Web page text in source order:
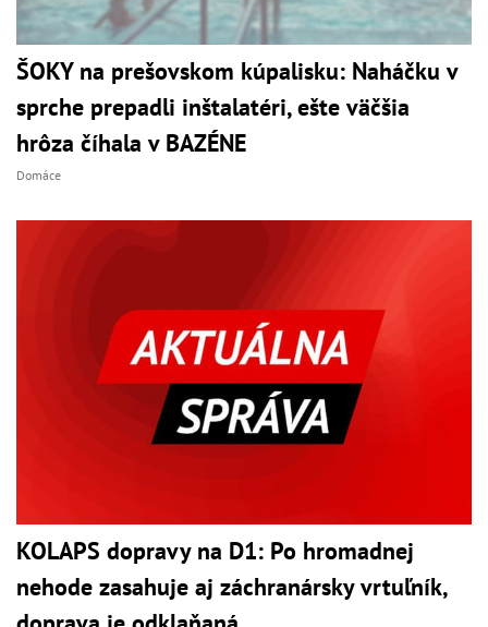
ŠOKY na prešovskom kúpalisku: Naháčku v
sprche prepadli inštalatéri, ešte väčšia
hrôza číhala v BAZÉNE
Domáce
KOLAPS dopravy na D1: Po hromadnej
nehode zasahuje aj záchranársky vrtuľník,